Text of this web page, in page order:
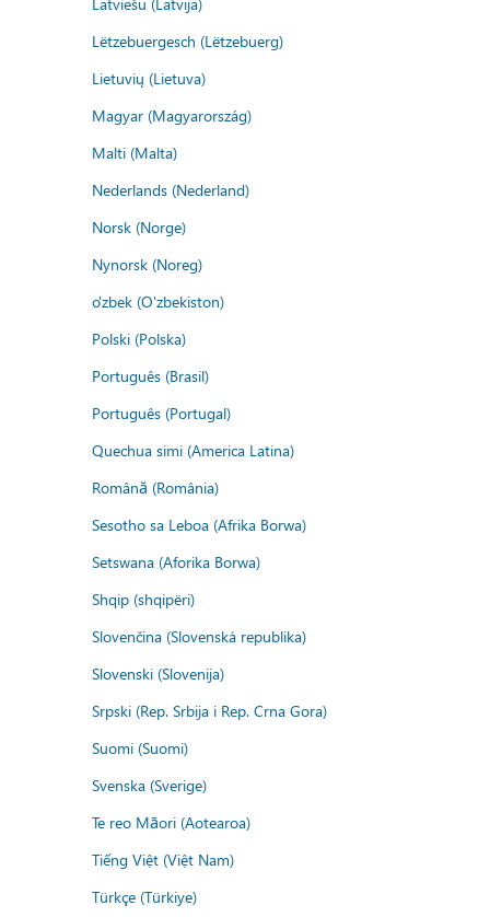
Lëtzebuergesch (Lëtzebuerg)
Lietuvių (Lietuva)
Magyar (Magyarország)
Malti (Malta)
Nederlands (Nederland)
Norsk (Norge)
Nynorsk (Noreg)
o'zbek (O'zbekiston)
Polski (Polska)
Português (Brasil)
Português (Portugal)
Quechua simi (America Latina)
Română (România)
Sesotho sa Leboa (Afrika Borwa)
Setswana (Aforika Borwa)
Shqip (shqipëri)
Slovenčina (Slovenská republika)
Slovenski (Slovenija)
Srpski (Rep. Srbija i Rep. Crna Gora)
Suomi (Suomi)
Svenska (Sverige)
Te reo Māori (Aotearoa)
Tiếng Việt (Việt Nam)
Türkçe (Türkiye)